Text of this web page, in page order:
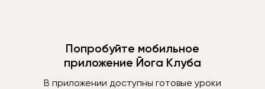
Попробуйте мобильное
приложение Йога Клуба
В приложении доступны готовые уроки